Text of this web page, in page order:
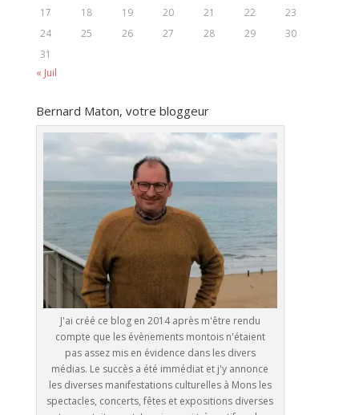
17
18 19 20 21 22
23
24
25 26 27 28 29
30
31
« Juil
Bernard Maton, votre bloggeur
J'ai créé ce blog en 2014 après m'être rendu
compte que les évènements montois n'étaient
pas assez mis en évidence dans les divers
médias. Le succès a été immédiat et j'y annonce
les diverses manifestations culturelles à Mons les
spectacles, concerts, fêtes et expositions diverses